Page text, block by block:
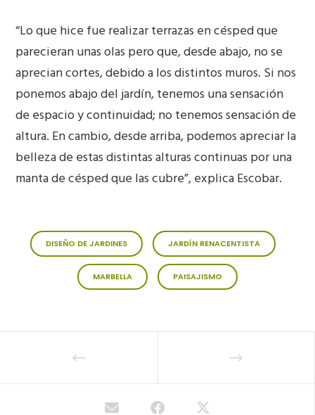
“Lo que hice fue realizar terrazas en césped que
parecieran unas olas pero que, desde abajo, no se
aprecian cortes, debido a los distintos muros. Si nos
ponemos abajo del jardín, tenemos una sensación
de espacio y continuidad; no tenemos sensación de
altura. En cambio, desde arriba, podemos apreciar la
belleza de estas distintas alturas continuas por una
manta de césped que las cubre”, explica Escobar.
DISEÑO DE JARDINES JARDÍN RENACENTISTA
MARBELLA PAISAJISMO